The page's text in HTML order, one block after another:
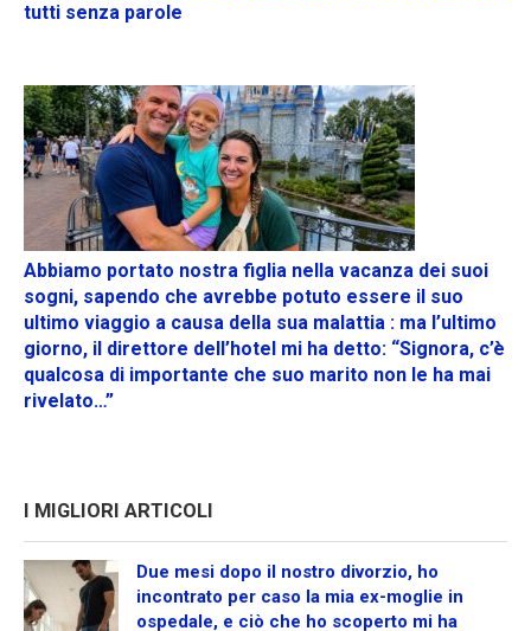
tutti senza parole
Abbiamo portato nostra figlia nella vacanza dei suoi
sogni, sapendo che avrebbe potuto essere il suo
ultimo viaggio a causa della sua malattia : ma l’ultimo
giorno, il direttore dell’hotel mi ha detto: “Signora, c’è
qualcosa di importante che suo marito non le ha mai
rivelato…”
I MIGLIORI ARTICOLI
Due mesi dopo il nostro divorzio, ho
incontrato per caso la mia ex-moglie in
ospedale, e ciò che ho scoperto mi ha